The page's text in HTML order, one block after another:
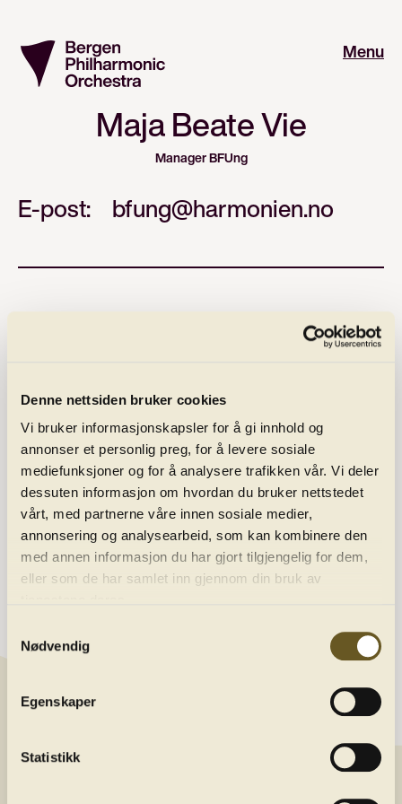
Denne nettsiden bruker cookies
Vi bruker informasjonskapsler for å gi innhold og
annonser et personlig preg, for å levere sosiale
mediefunksjoner og for å analysere trafikken vår. Vi deler
dessuten informasjon om hvordan du bruker nettstedet
vårt, med partnerne våre innen sosiale medier,
annonsering og analysearbeid, som kan kombinere den
med annen informasjon du har gjort tilgjengelig for dem,
eller som de har samlet inn gjennom din bruk av
Nødvendig
Egenskaper
Statistikk
Menu
Maja Beate Vie
Manager BFUng
E-post: bfung@harmonien.no
Maja joins the team on 17 August 2026.
Programme
About us
Newsletter
E-post/email
Land